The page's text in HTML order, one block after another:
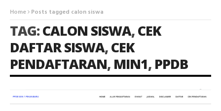
Home Posts tagged calon siswa
TAG:CALON SISWA,CEK
DAFTAR SISWA,CEK
PENDAFTARAN, MIN1, PPDB